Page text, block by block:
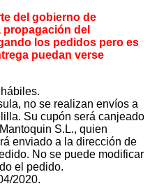
del gobierno de
del
los pedidos pero es
puedan verse
no se realizan envíos a
Su cupón será canjeado
S.L., quien
enviado a la dirección de
No se puede modificar
el pedido.
2020.